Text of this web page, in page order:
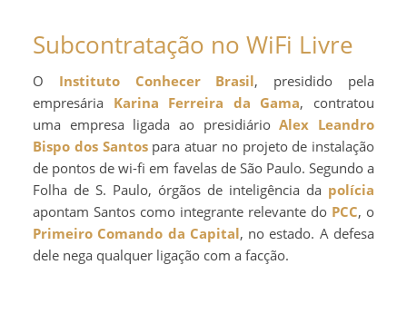
Subcontratação no WiFi Livre
Instituto Conhecer Brasil, presidido pela
empresária Karina Ferreira da Gama, contratou
uma empresa ligada ao presidiárioAlex Leandro
Bispo dos Santospara atuar no projeto de instalação
de pontos de wi-fi em favelas de São Paulo. Segundo a
Folha de S. Paulo, órgãos de inteligência da polícia
apontam Santos como integrante relevante do PCC, o
Primeiro Comando da Capital, no estado. A defesa
dele nega qualquer ligação com a facção.